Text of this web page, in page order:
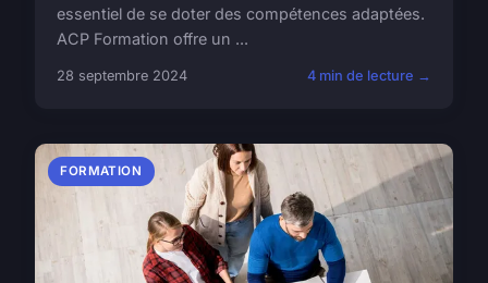
essentiel de se doter des compétences adaptées.
ACP Formation offre un ...
28 septembre 2024 4 min de lecture →
FORMATION